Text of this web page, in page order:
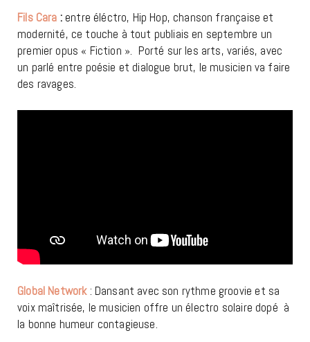
Fils Cara :entre éléctro, Hip Hop, chanson française et
modernité, ce touche à tout publiais en septembre un
premier opus « Fiction ». Porté sur les arts, variés, avec
un parlé entre poésie et dialogue brut, le musicien va faire
des ravages.
Global Network: Dansant avec son rythme groovie et sa
voix maîtrisée, le musicien offre un électro solaire dopé à
la bonne humeur contagieuse.